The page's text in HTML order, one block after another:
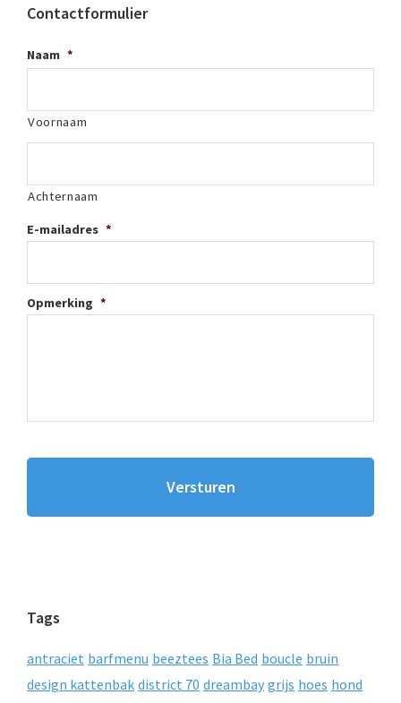
Contactformulier
Naam *
Voornaam
Achternaam
E-mailadres *
Opmerking *
Tags
antraciet barfmenu beeztees Bia Bed boucle bruin
design kattenbak district 70 dreambay grijs hoes hond